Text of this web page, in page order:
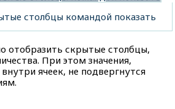
столбцы командой показать
отобразить скрытые столбцы,
При этом значения,
ячеек, не подвергнутся